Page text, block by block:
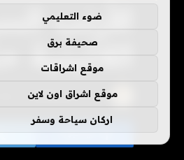
الأرنب
بواسطة فريق هزليات
فيسبوك
ضوء التعليمي
صحيفة برق
موقع اشراقات
موقع اشراق اون لاين
اركان سياحة وسفر